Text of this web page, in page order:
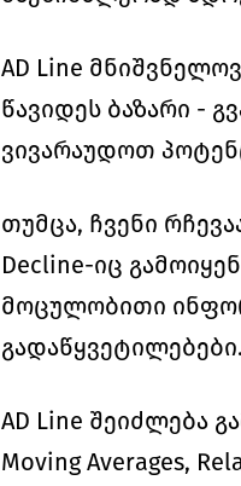
AD Line
წავიდეს ბაზარი -
ვივარაუდოთ
თუმცა, ჩვენი
Decline-იც
მოცულობითი
გადაწყვეტილებები.
AD Line შეიძლება
Moving Averages,